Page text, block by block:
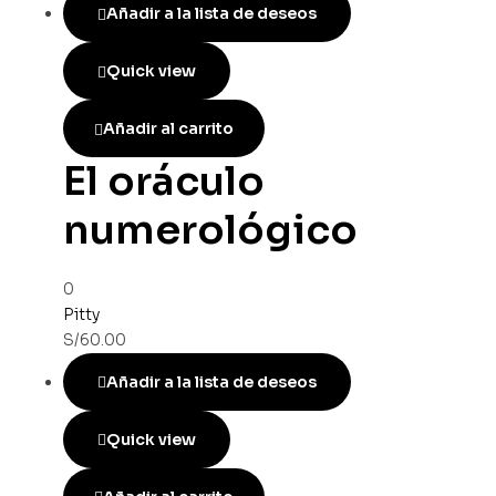
Añadir a la lista de deseos
Quick view
Añadir al carrito
El oráculo
numerológico
0
Pitty
S/60.00
Añadir a la lista de deseos
Quick view